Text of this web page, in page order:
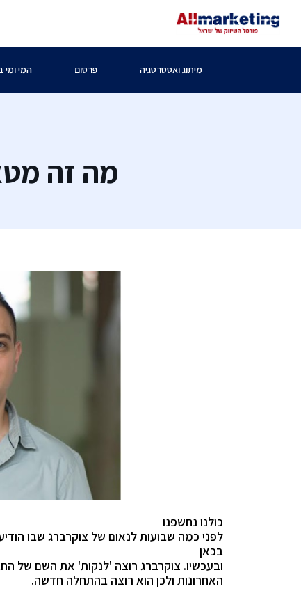
מיתוג ואסטרטגיה פרסום המי ומי
מה זה
כולנו נחשפנו
לפני כמה שבועות לנאום של צוקרברג שבו
בכאן
ובעכשיו. צוקרברג רוצה 'לנקות' את השם של
האחרונות ולכן הוא רוצה בהתחלה חדשה.